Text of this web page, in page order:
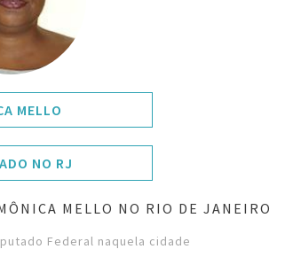
MELLO
NO RJ
MELLO NO RIO DE JANEIRO
Federal naquela cidade